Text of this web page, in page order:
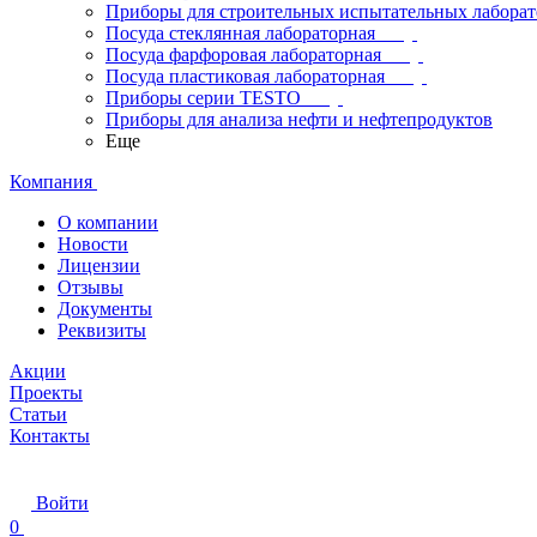
Приборы для строительных испытательных
Посуда стеклянная лабораторная
Посуда фарфоровая лабораторная
Посуда пластиковая лабораторная
Приборы серии TESTO
Приборы для анализа нефти и нефтепродуктов
Еще
Компания
О компании
Новости
Лицензии
Отзывы
Документы
Реквизиты
Акции
Проекты
Статьи
Контакты
Войти
0